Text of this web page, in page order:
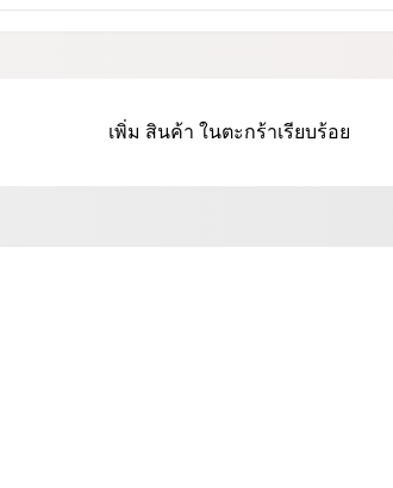
เพิ่ม สินค้า ในตะกร้าเรียบร้อย